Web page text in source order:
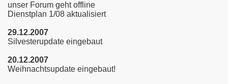
unser Forum geht offline
Dienstplan 1/08 aktualisiert
29.12.2007
Silvesterupdate eingebaut
20.12.2007
Weihnachtsupdate eingebaut!